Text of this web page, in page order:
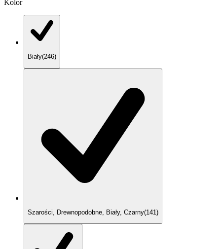
Kolor
Biały(246)
Szarości, Drewnopodobne, Biały, Czarny(141)